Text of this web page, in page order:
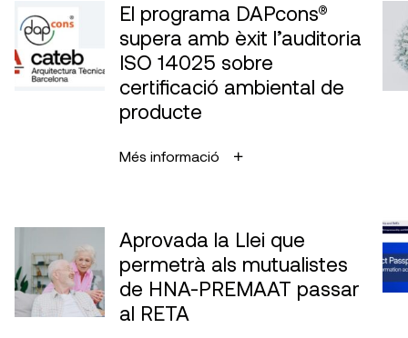
El programa DAPcons®
supera amb èxit l’auditoria
ISO 14025 sobre
certificació ambiental de
producte
Més informació
Aprovada la Llei que
permetrà als mutualistes
de HNA-PREMAAT passar
al RETA